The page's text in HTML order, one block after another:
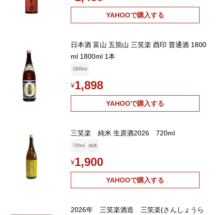
YAHOOで購入する
日本酒 富山 五箇山 三笑楽 酉印 普通酒 1800
ml 1800ml 1本
1800ml
¥1,898
YAHOOで購入する
三笑楽 純米 生原酒2026 720ml
720ml 純米
¥1,900
YAHOOで購入する
2026年 三笑楽酒造 三笑楽(さんしょうら